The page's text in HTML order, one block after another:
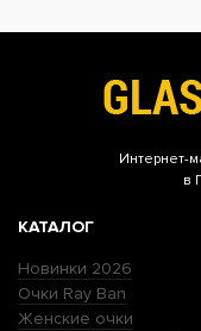
Интернет-
в
КАТАЛОГ
Новинки 2026
Очки Ray Ban
Женские очки